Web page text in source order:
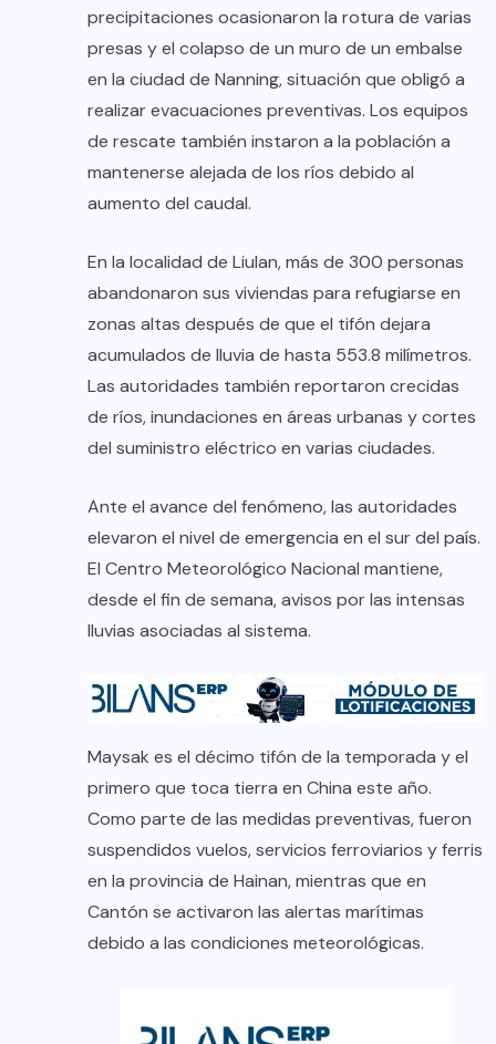
precipitaciones ocasionaron la rotura de varias
presas y el colapso de un muro de un embalse
en la ciudad de Nanning, situación que obligó a
realizar evacuaciones preventivas. Los equipos
de rescate también instaron a la población a
mantenerse alejada de los ríos debido al
aumento del caudal.
En la localidad de Liulan, más de 300 personas
abandonaron sus viviendas para refugiarse en
zonas altas después de que el tifón dejara
acumulados de lluvia de hasta 553.8 milímetros.
Las autoridades también reportaron crecidas
de ríos, inundaciones en áreas urbanas y cortes
del suministro eléctrico en varias ciudades.
Ante el avance del fenómeno, las autoridades
elevaron el nivel de emergencia en el sur del país.
El Centro Meteorológico Nacional mantiene,
desde el fin de semana, avisos por las intensas
lluvias asociadas al sistema.
Maysak es el décimo tifón de la temporada y el
primero que toca tierra en China este año.
Como parte de las medidas preventivas, fueron
suspendidos vuelos, servicios ferroviarios y ferris
en la provincia de Hainan, mientras que en
Cantón se activaron las alertas marítimas
debido a las condiciones meteorológicas.